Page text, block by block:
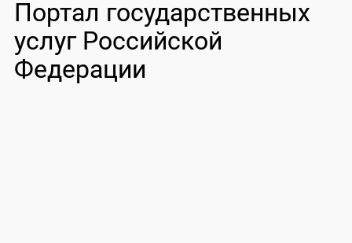
Портал государственных
услуг Российской
Федерации